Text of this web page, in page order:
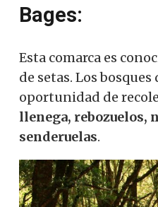
Bages:
Esta comarca es
de setas. Los bosques
oportunidad de
llenega, rebozuelos,
senderuelas.